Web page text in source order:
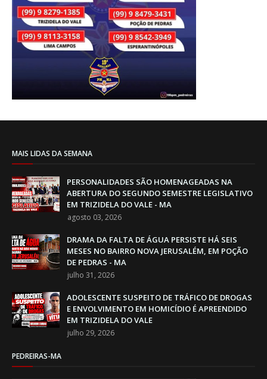
MAIS LIDAS DA SEMANA
PERSONALIDADES SÃO HOMENAGEADAS NA
ABERTURA DO SEGUNDO SEMESTRE LEGISLATIVO
EM TRIZIDELA DO VALE - MA
agosto 03, 2026
DRAMA DA FALTA DE ÁGUA PERSISTE HÁ SEIS
MESES NO BAIRRO NOVA JERUSALÉM, EM POÇÃO
DE PEDRAS - MA
julho 31, 2026
ADOLESCENTE SUSPEITO DE TRÁFICO DE DROGAS
E ENVOLVIMENTO EM HOMICÍDIO É APREENDIDO
EM TRIZIDELA DO VALE
julho 29, 2026
PEDREIRAS-MA